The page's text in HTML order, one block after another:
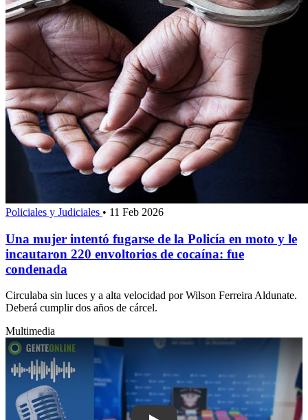
Policiales y Judiciales • 11 Feb 2026
Una mujer intentó fugarse de la Policía en moto y le
incautaron 220 envoltorios de cocaína: fue
condenada
Circulaba sin luces y a alta velocidad por Wilson Ferreira Aldunate.
Deberá cumplir dos años de cárcel.
Multimedia